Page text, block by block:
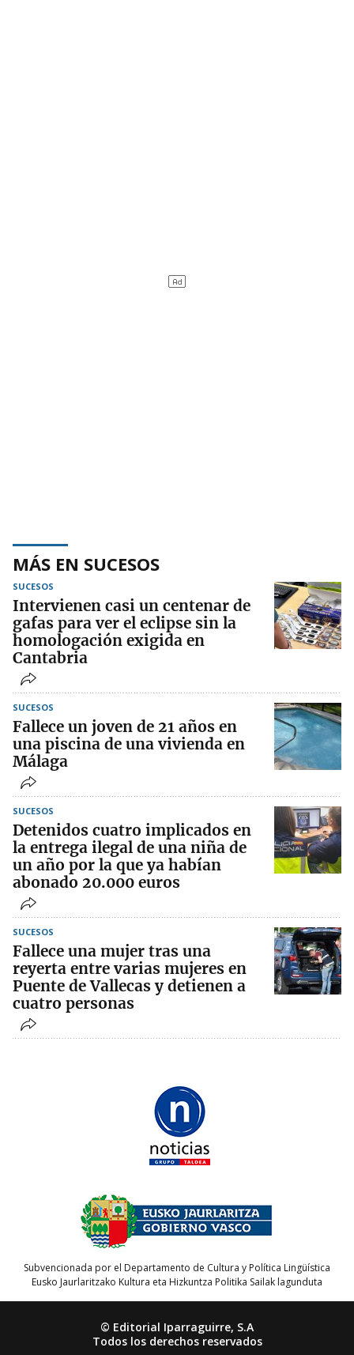
MÁS EN SUCESOS
SUCESOS
Intervienen casi un centenar de
gafas para ver el eclipse sin la
homologación exigida en
Cantabria
SUCESOS
Fallece un joven de 21 años en
una piscina de una vivienda en
Málaga
SUCESOS
Detenidos cuatro implicados en
la entrega ilegal de una niña de
un año por la que ya habían
abonado 20.000 euros
SUCESOS
Fallece una mujer tras una
reyerta entre varias mujeres en
Puente de Vallecas y detienen a
cuatro personas
Subvencionada por el Departamento de Cultura y Política Lingüística
Eusko Jaurlaritzako Kultura eta Hizkuntza Politika Sailak lagunduta
© Editorial Iparraguirre, S.A
Todos los derechos reservados